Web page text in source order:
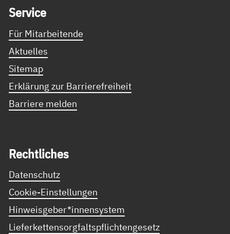
Ser­vice
Für Mitarbeitende
Aktuelles
Sitemap
Erklärung zur Barrierefreiheit
Barriere melden
Recht­li­ches
Datenschutz
Cookie-Einstellungen
Hinweisgeber*innensystem
Lieferkettensorgfaltspflichtengesetz